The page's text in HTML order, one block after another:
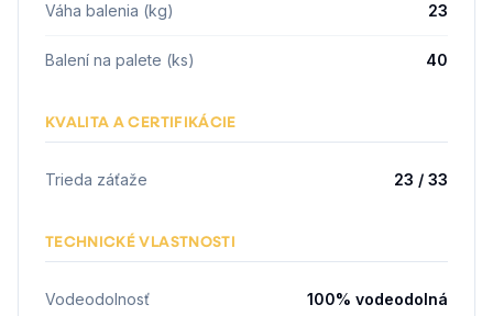
Váha balenia (kg) 23
Balení na palete (ks) 40
KVALITA A CERTIFIKÁCIE
Trieda záťaže 23 / 33
TECHNICKÉ VLASTNOSTI
Vodeodolnosť 100% vodeodolná